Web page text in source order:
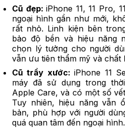
Cũ đẹp:iPhone 11, 11 Pro,
ngoại hình gần như mới,
rất nhỏ. Linh kiện bên
bảo độ bền và hiệu năng
chọn lý tưởng cho người
vẫn ưu tiên thẩm mỹ và chất
Cũ trầy xước:iPhone 11
máy đã sử dụng trong
Apple Care, và có một số
Tuy nhiên, hiệu năng vẫn
bản, phù hợp với người
quá quan tâm đến ngoại hình.